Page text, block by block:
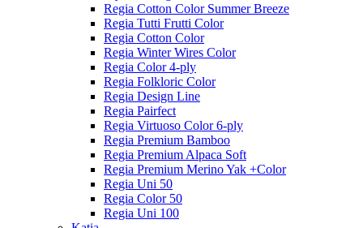
Regia Cotton Color Summer Breeze
Regia Tutti Frutti Color
Regia Cotton Color
Regia Winter Wires Color
Regia Color 4-ply
Regia Folkloric Color
Regia Design Line
Regia Pairfect
Regia Virtuoso Color 6-ply
Regia Premium Bamboo
Regia Premium Alpaca Soft
Regia Premium Merino Yak +Color
Regia Uni 50
Regia Color 50
Regia Uni 100